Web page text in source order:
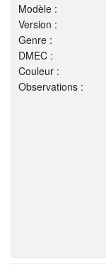
Modèle :
Version :
Genre :
DMEC :
Couleur :
Observations :